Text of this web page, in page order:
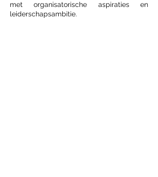
met organisatorische aspiraties en
leiderschapsambitie.